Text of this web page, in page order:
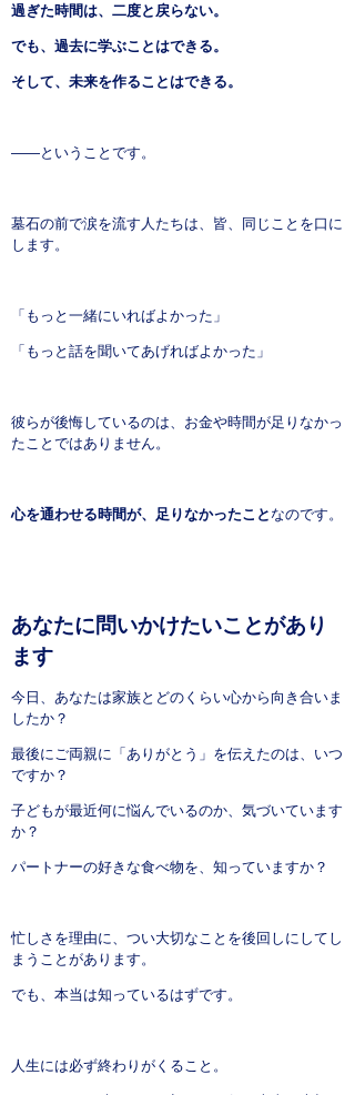
過ぎた時間は、二度と戻らない。
でも、過去に学ぶことはできる。
そして、未来を作ることはできる。
――ということです。
墓石の前で涙を流す人たちは、皆、同じことを口に
します。
「もっと一緒にいればよかった」
「もっと話を聞いてあげればよかった」
彼らが後悔しているのは、お金や時間が足りなかっ
たことではありません。
心を通わせる時間が、足りなかったことなのです。
あなたに問いかけたいことがあり
ます
今日、あなたは家族とどのくらい心から向き合いま
したか？
最後にご両親に「ありがとう」を伝えたのは、いつ
ですか？
子どもが最近何に悩んでいるのか、気づいています
か？
パートナーの好きな食べ物を、知っていますか？
忙しさを理由に、つい大切なことを後回しにしてし
まうことがあります。
でも、本当は知っているはずです。
人生には必ず終わりがくること。